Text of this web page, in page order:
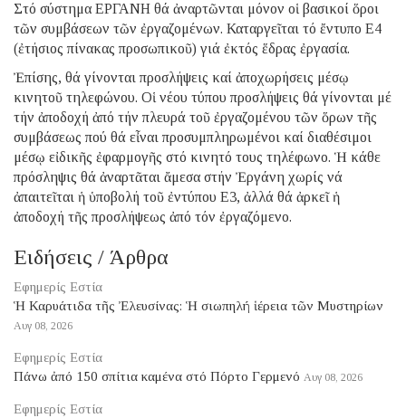
Στό σύστημα ΕΡΓΑΝΗ θά ἀναρτῶνται μόνον οἱ βασικοί ὅροι
τῶν συμβάσεων τῶν ἐργαζομένων. Καταργεῖται τό ἔντυπο Ε4
(ἐτήσιος πίνακας προσωπικοῦ) γιά ἐκτός ἕδρας ἐργασία.
Ἐπίσης, θά γίνονται προσλήψεις καί ἀποχωρήσεις μέσῳ
κινητοῦ τηλεφώνου. Οἱ νέου τύπου προσλήψεις θά γίνονται μέ
τήν ἀποδοχή ἀπό τήν πλευρά τοῦ ἐργαζομένου τῶν ὅρων τῆς
συμβάσεως πού θά εἶναι προσυμπληρωμένοι καί διαθέσιμοι
μέσῳ εἰδικῆς ἐφαρμογῆς στό κινητό τους τηλέφωνο. Ἡ κάθε
πρόσληψις θά ἀναρτᾶται ἄμεσα στήν Ἐργάνη χωρίς νά
ἀπαιτεῖται ἡ ὑποβολή τοῦ ἐντύπου Ε3, ἀλλά θά ἀρκεῖ ἡ
ἀποδοχή τῆς προσλήψεως ἀπό τόν ἐργαζόμενο.
Ειδήσεις / Άρθρα
Εφημερίς Εστία
Ἡ Καρυάτιδα τῆς Ἐλευσίνας: Ἡ σιωπηλή ἱέρεια τῶν Μυστηρίων
Αυγ 08, 2026
Εφημερίς Εστία
Πάνω ἀπό 150 σπίτια καμένα στό Πόρτο Γερμενό Αυγ 08, 2026
Εφημερίς Εστία